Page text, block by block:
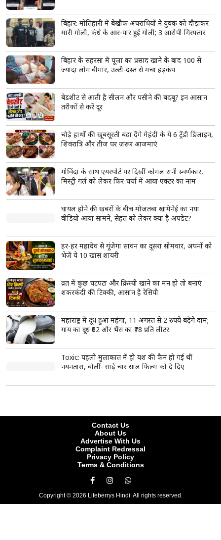
राजस्थान यूनिवर्सिटी में कंगना रनौत के बयान के खिलाफ प्रदर्शन, छात्रों ने फूंका
पुतला
Shorts
सावधान! रसोई में इस्तेमाल हो रहा तेल बन सकता है ब्रेस्ट
कैंसर की वजह
किचन का आम तेल भी बन सकता है ब्रेस्ट कैंसर की वजह
Linoleic Acid बढ़ा सकता है खतरनाक Triple-Negative Breast
Cancer
सरसों का तेल, नारियल तेल या देसी घी हो सकते हैं सुरक्षित विकल्प
read more
रांची में छात्र आंदोलन का 16वां दिन, 14वीं JPSC PT
परीक्षा रद्द करने पर सरकार कर रही विचार
IIT दिल्ली में पीएम मोदी के कार्यक्रम को लेकर ओवैसी
नाराज, छात्रों के ‘सिर झुकाने’ के निर्देश पर उठाए सवाल
महाराष्ट्र की सियासत में हलचल, PM मोदी से मिलेंगे NCP